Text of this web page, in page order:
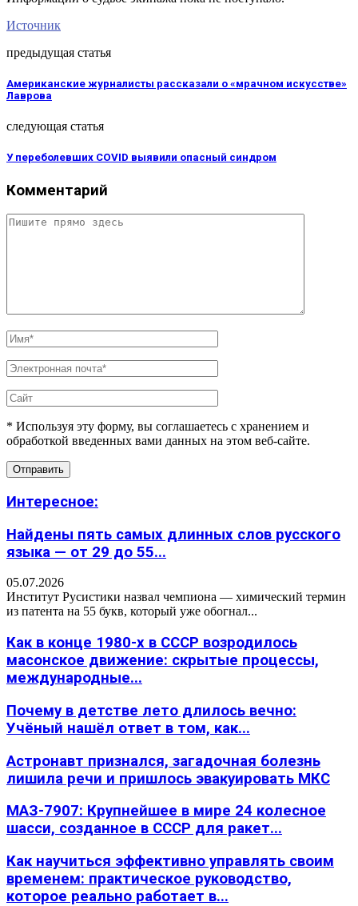
Источник
предыдущая статья
Американские журналисты рассказали о «мрачном искусстве»
Лаврова
следующая статья
У переболевших COVID выявили опасный синдром
Комментарий
* Используя эту форму, вы соглашаетесь с хранением и
обработкой введенных вами данных на этом веб-сайте.
Интересное:
Найдены пять самых длинных слов русского
языка — от 29 до 55...
05.07.2026
Институт Русистики назвал чемпиона — химический термин
из патента на 55 букв, который уже обогнал...
Как в конце 1980-х в СССР возродилось
масонское движение: скрытые процессы,
международные...
Почему в детстве лето длилось вечно:
Учёный нашёл ответ в том, как...
Астронавт признался, загадочная болезнь
лишила речи и пришлось эвакуировать МКС
МАЗ-7907: Крупнейшее в мире 24 колесное
шасси, созданное в СССР для ракет...
Как научиться эффективно управлять своим
временем: практическое руководство,
которое реально работает в...